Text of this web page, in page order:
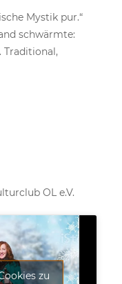
Mystik pur.“
schwärmte:
OL e.V.
zu